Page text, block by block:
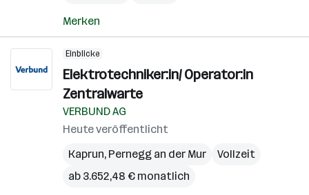
Merken
Einblicke
Elektrotechniker:in/ Operator:in
Zentralwarte
VERBUND AG
Heute veröffentlicht
Kaprun, Pernegg an der Mur
Vollzeit
ab 3.652,48 € monatlich